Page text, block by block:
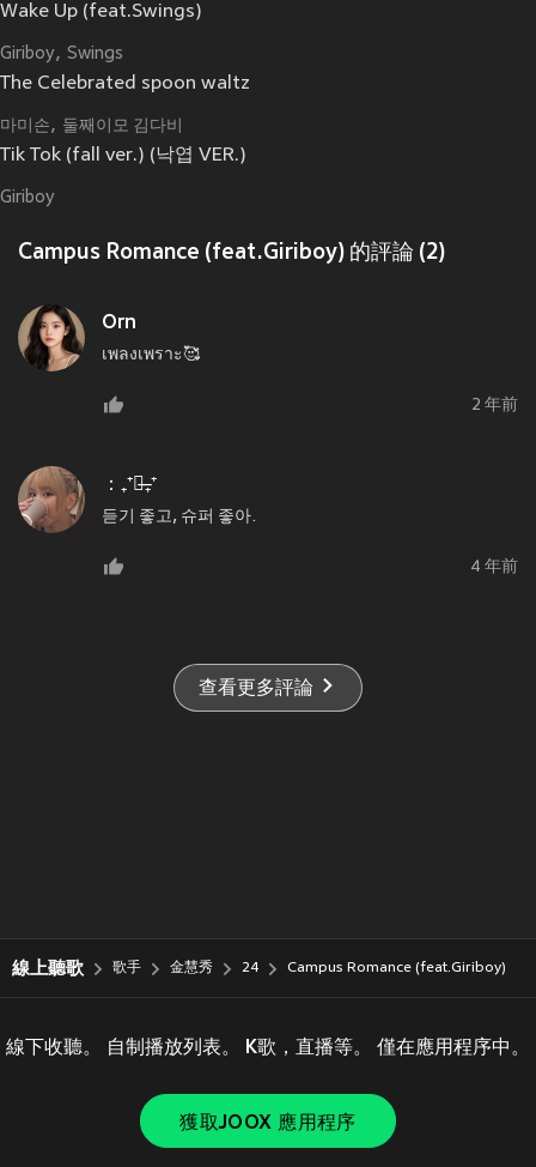
Wake Up (feat.Swings)
Giriboy Swings
The Celebrated spoon waltz
마미손 둘째이모 김다비
Tik Tok (fall ver.) (낙엽 VER.)
Giriboy
Campus Romance (feat.Giriboy) 的評論 (2)
Orn
เพลงเพราะ🥰
2 年前
：₊⁺♡̶₊⁺
듣기 좋고, 슈퍼 좋아.
4 年前
查看更多評論
線上聽歌 歌手 金慧秀 24 Campus Romance (feat.Giriboy)
線下收聽。 自制播放列表。 K歌，直播等。 僅在應用程序中。
獲取JOOX 應用程序